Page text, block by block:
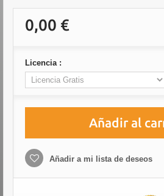
0,00 €
Licencia :
Añadir al
Añadir a mi lista de deseos